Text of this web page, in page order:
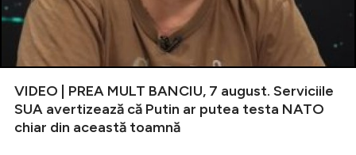
VIDEO | PREA MULT BANCIU, 7 august. Serviciile
SUA avertizează că Putin ar putea testa NATO
chiar din această toamnă